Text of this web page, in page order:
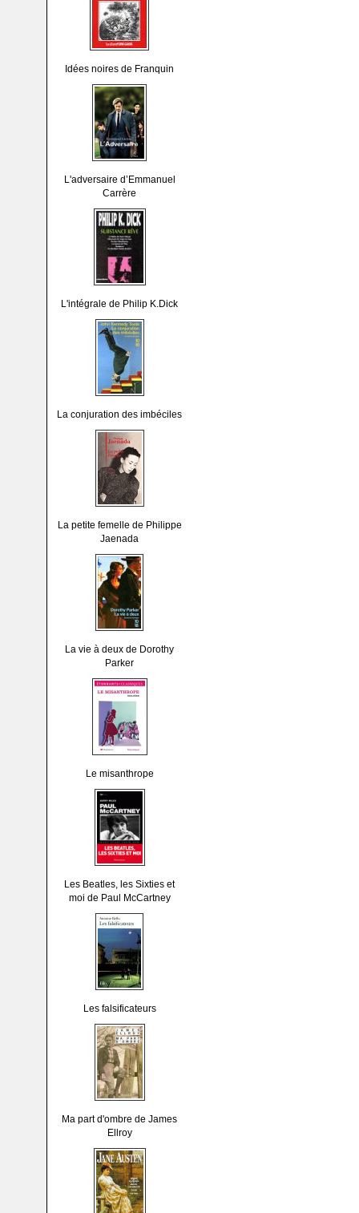
Idées noires de Franquin
L'adversaire d’Emmanuel
Carrère
L'intégrale de Philip K.Dick
La conjuration des imbéciles
La petite femelle de Philippe
Jaenada
La vie à deux de Dorothy
Parker
Le misanthrope
Les Beatles, les Sixties et
moi de Paul McCartney
Les falsificateurs
Ma part d'ombre de James
Ellroy